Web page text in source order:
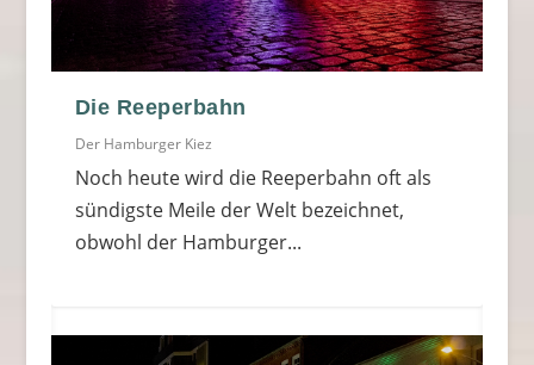
Die Reeperbahn
Der Hamburger Kiez
Noch heute wird die Reeperbahn oft als
sündigste Meile der Welt bezeichnet,
obwohl der Hamburger...